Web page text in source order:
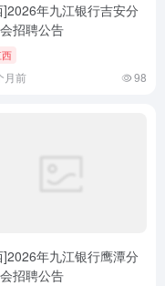
]2026年九江银行吉安分
招聘公告
月前 98
]2026年九江银行鹰潭分
招聘公告